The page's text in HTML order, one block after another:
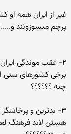
غیر از ایران همه او
پرچم میسوزونند
۲- عقب موندگی
برخی کشورهای سنی
چیه ؟؟؟؟؟؟
۳- بدترین و
هستن لابد فرهنگ